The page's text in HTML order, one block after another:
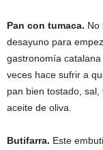
Pan con tumaca. No
desayuno para
gastronomía
veces hace sufrir a
pan bien tostado,
aceite de oliva.
Butifarra. Este